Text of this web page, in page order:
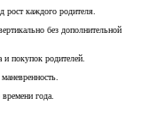
рост каждого родителя.
без дополнительной
и покупок родителей.
года.